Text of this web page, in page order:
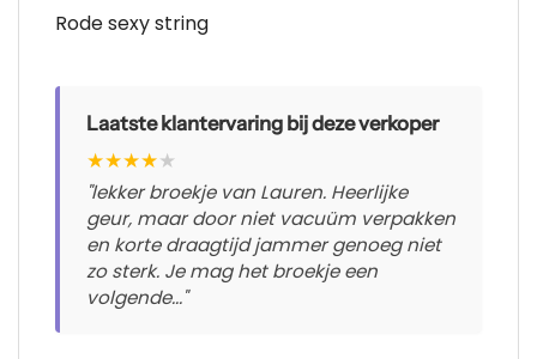
Rode sexy string
Laatste klantervaring bij deze verkoper
★★★★★
"lekker broekje van Lauren. Heerlijke
geur, maar door niet vacuüm verpakken
en korte draagtijd jammer genoeg niet
zo sterk. Je mag het broekje een
volgende..."